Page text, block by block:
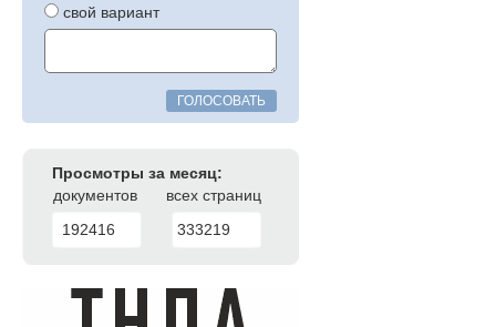
свой вариант
ГОЛОСОВАТЬ
Просмотры за месяц:
документов
всех страниц
192416
333219